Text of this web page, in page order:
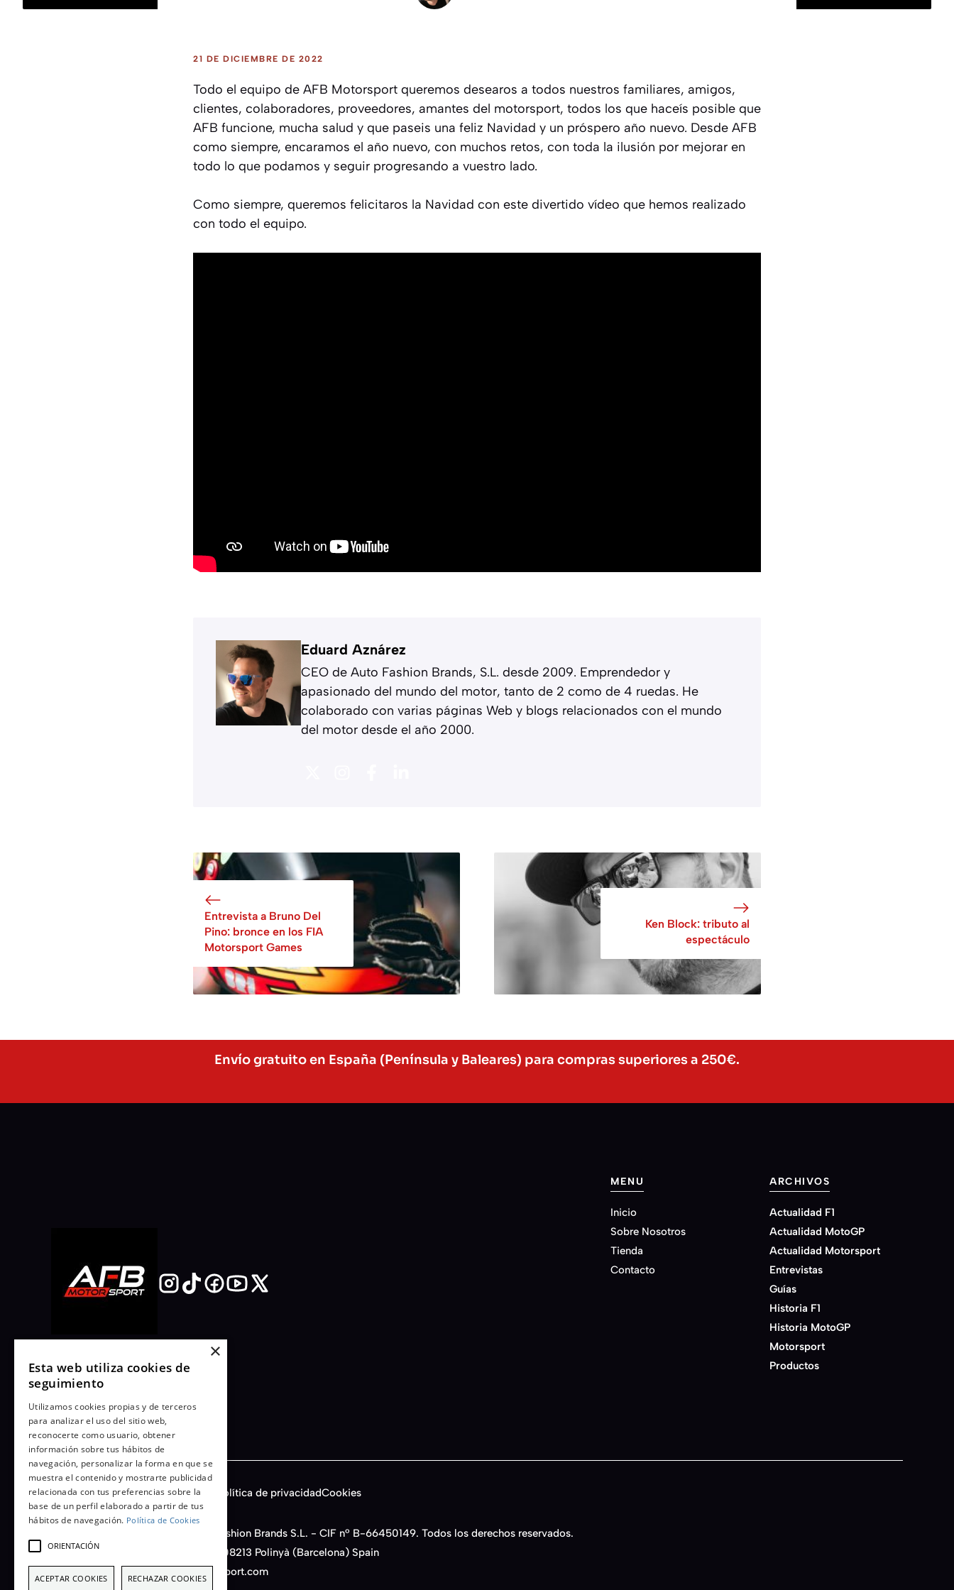
21 DE DICIEMBRE DE 2022
Todo el equipo de AFB Motorsport queremos desearos a todos nuestros familiares, amigos,
clientes, colaboradores, proveedores, amantes del motorsport, todos los que haceís posible que
AFB funcione, mucha salud y que paseis una feliz Navidad y un próspero año nuevo. Desde AFB
como siempre, encaramos el año nuevo, con muchos retos, con toda la ilusión por mejorar en
todo lo que podamos y seguir progresando a vuestro lado.
Como siempre, queremos felicitaros la Navidad con este divertido vídeo que hemos realizado
con todo el equipo.
Eduard Aznárez
CEO de Auto Fashion Brands, S.L. desde 2009. Emprendedor y
apasionado del mundo del motor, tanto de 2 como de 4 ruedas. He
colaborado con varias páginas Web y blogs relacionados con el mundo
del motor desde el año 2000.
Entrevista a Bruno Del
Pino: bronce en los FIA
Motorsport Games
Ken Block: tributo al
espectáculo
Envío gratuito en España (Península y Baleares) para compras superiores a 250€.
MENU
Inicio
Sobre Nosotros
Tienda
Contacto
ARCHIVOS
Actualidad F1
Actualidad MotoGP
Actualidad Motorsport
Entrevistas
Guías
Historia F1
Historia MotoGP
Motorsport
Productos
Términos y condiciones Aviso legal Política de privacidadCookies
© 2026 - AFB Motorsport - Auto Fashion Brands S.L. - CIF nº B-66450149. Todos los derechos reservados.
C/ Santiago Rusiñol, 14, Nave D11 - 08213 Polinyà (Barcelona) Spain
+34 933 222 613 - info@afbmotorsport.com
×
Esta web utiliza cookies de
seguimiento
Utilizamos cookies propias y de terceros
para analizar el uso del sitio web,
reconocerte como usuario, obtener
información sobre tus hábitos de
navegación, personalizar la forma en que se
muestra el contenido y mostrarte publicidad
relacionada con tus preferencias sobre la
base de un perfil elaborado a partir de tus
hábitos de navegación. Política de Cookies
ORIENTACIÓN
ACEPTAR COOKIES RECHAZAR COOKIES